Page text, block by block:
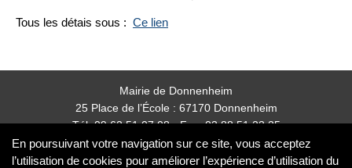
En poursuivant votre navigation sur ce site, vous acceptez
l’utilisation de cookies pour améliorer l’expérience d’utilisation du
Tous les détais sous : Ce lien
Mairie de Donnenheim
25 Place de l’École : 67170 Donnenheim
Tél: 09 62 51 07 08 - Fax: 03 88 51 23 25
mairie.donnenheim@orange.fr